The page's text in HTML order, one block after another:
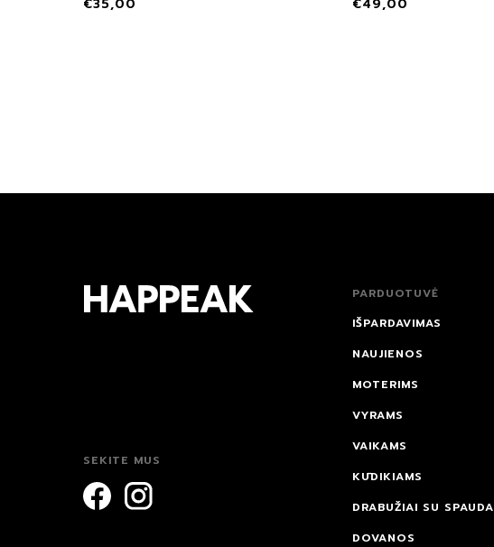
€35,00
€49,00
SEKITE MUS
PARDUOTUVĖ
IŠPARDAVIMAS
NAUJIENOS
MOTERIMS
VYRAMS
VAIKAMS
KŪDIKIAMS
DRABUŽIAI SU SPAUDA
DOVANOS